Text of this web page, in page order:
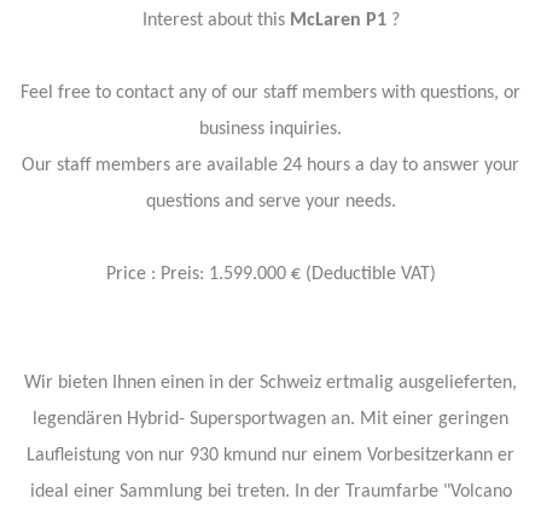
Interest about this McLaren P1 ?
Feel free to contact any of our staff members with questions, or
business inquiries.
Our staff members are available 24 hours a day to answer your
questions and serve your needs.
Price : Preis: 1.599.000 € (Deductible VAT)
Wir bieten Ihnen einen in der Schweiz ertmalig ausgelieferten,
legendären Hybrid- Supersportwagen an. Mit einer geringen
Laufleistung von nur 930 kmund nur einem Vorbesitzerkann er
ideal einer Sammlung bei treten. In der Traumfarbe "Volcano